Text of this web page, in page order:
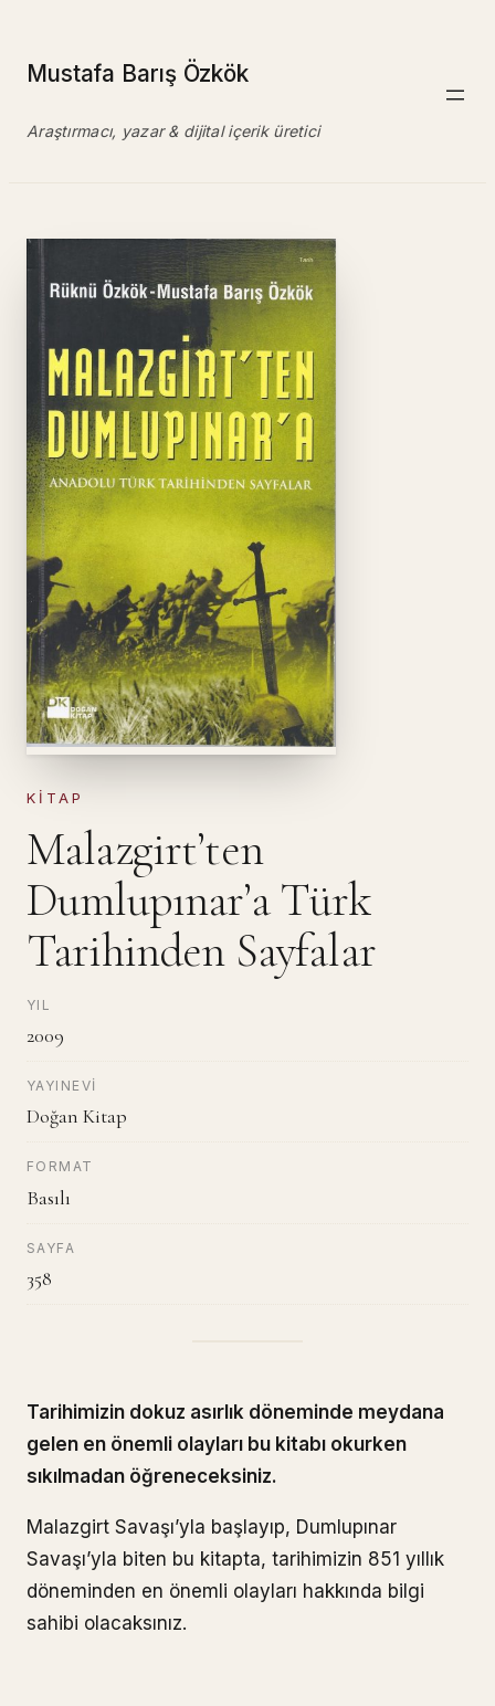
Mustafa Barış Özkök
Araştırmacı, yazar & dijital içerik üretici
KITAP
Malazgirt’ten
Dumlupınar’a Türk
Tarihinden Sayfalar
YIL
2009
YAYINEVI
Doğan Kitap
FORMAT
Basılı
SAYFA
358
Tarihimizin dokuz asırlık döneminde meydana
gelen en önemli olayları bu kitabı okurken
sıkılmadan öğreneceksiniz.
Malazgirt Savaşı’yla başlayıp, Dumlupınar
Savaşı’yla biten bu kitapta, tarihimizin 851 yıllık
döneminden en önemli olayları hakkında bilgi
sahibi olacaksınız.